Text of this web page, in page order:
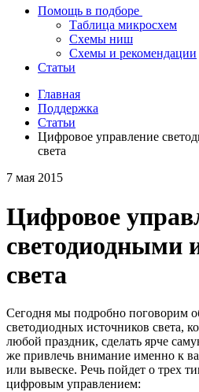
Помощь в подборе
Таблица микросхем
Схемы ниш
Схемы и рекомендации
Статьи
Главная
Поддержка
Статьи
Цифровое управление
света
7 мая 2015
Цифровое
светодиодными
света
Сегодня мы подробно поговорим
светодиодных источников света,
любой праздник, сделать ярче
же привлечь внимание именно к
или вывеске. Речь пойдет о трех
цифровым управлением: